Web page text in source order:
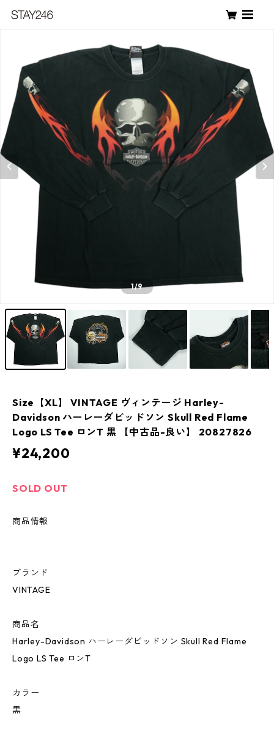
1/9
Size【XL】 VINTAGE ヴィンテージ Harley-
Davidson ハーレーダビッドソン Skull Red Flame
Logo LS Tee ロンT 黒 【中古品-良い】 20827826
¥24,200
SOLD OUT
商品情報
ブランド
VINTAGE
商品名
Harley-Davidson ハーレーダビッドソン Skull Red Flame
Logo LS Tee ロンT
カラー
黒